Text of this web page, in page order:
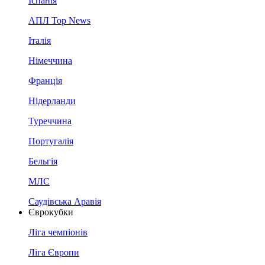
АПЛ Top News
Італія
Німеччина
Франція
Нідерланди
Туреччина
Португалія
Бельгія
МЛС
Саудівська Аравія
Єврокубки
Ліга чемпіонів
Ліга Європи